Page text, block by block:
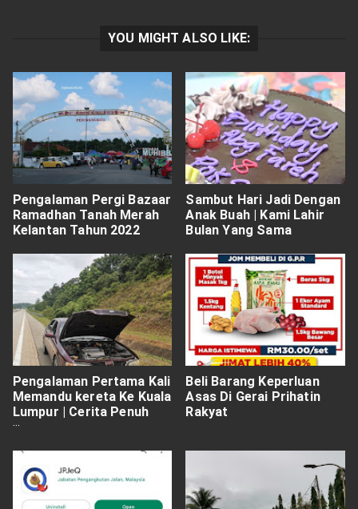
YOU MIGHT ALSO LIKE:
Pengalaman Pergi Bazaar
Ramadhan Tanah Merah
Kelantan Tahun 2022
Sambut Hari Jadi Dengan
Anak Buah | Kami Lahir
Bulan Yang Sama
Pengalaman Pertama Kali
Memandu kereta Ke Kuala
Lumpur | Cerita Penuh
Drama!
Beli Barang Keperluan
Asas Di Gerai Prihatin
Rakyat